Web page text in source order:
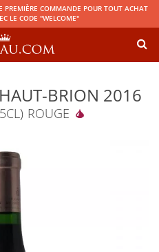
PREMIÈRE COMMANDE POUR TOUT ACHAT
LE CODE "WELCOME"
BRION 2016
ROUGE